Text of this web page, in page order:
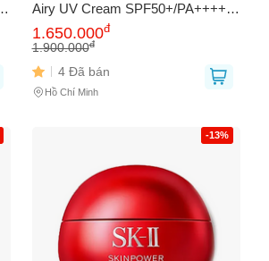
Airy UV Cream SPF50+/PA++++
30g - Bảo Vệ Da Hoàn Hảo, Giúp
Làm Sáng và Ngăn Ngừa Lão Hóa
1.650.000đ
1.900.000đ
4 Đã bán
Hồ Chí Minh
-13%